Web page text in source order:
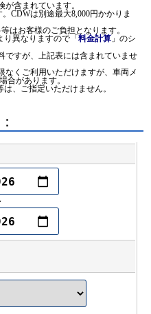
含まれています。
CDWは別途最大8,000円かかりま
はお客様のご負担となります。
り異なりますので「料金計算 」のシ
すが、上記表には含まれていませ
くご利用いただけますが、車両メ
合があります。
、ご指定いただけません。